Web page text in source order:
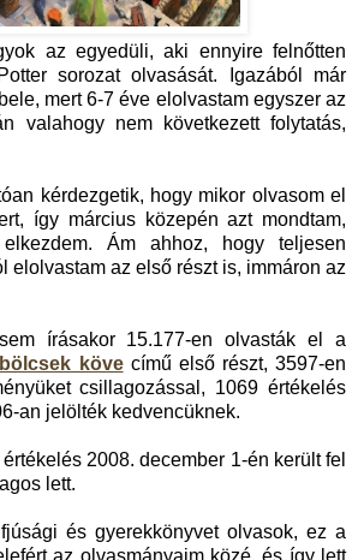
az egyedüli, aki ennyire felnőtten
sorozat olvasását. Igazából már
mert 6-7 éve elolvastam egyszer az
valahogy nem következett folytatás,
kérdezgetik, hogy mikor olvasom el
így március közepén azt mondtam,
Ám ahhoz, hogy teljesen
elolvastam az első részt is, immáron az
írásakor 15.177-en olvasták el a
kövecímű első részt, 3597-en
csillagozással, 1069 értékelés
an jelölték kedvencüknek.
2008. december 1-én került fel
lett.
és gyerekkönyvet olvasok, ez a